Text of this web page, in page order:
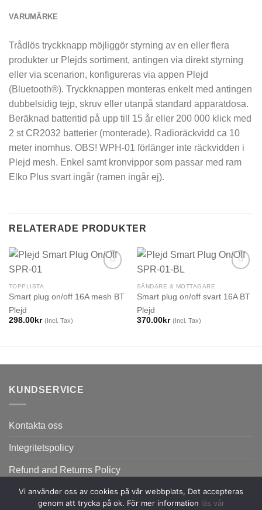
VARUMÄRKE
Trådlös tryckknapp möjliggör styrning av en eller flera
produkter ur Plejds sortiment, antingen via direkt styrning
eller via scenarion, konfigureras via appen Plejd
(Bluetooth®). Tryckknappen monteras enkelt med antingen
dubbelsidig tejp, skruv eller utanpå standard apparatdosa.
Beräknad batteritid på upp till 15 år eller 200 000 klick med
2 st CR2032 batterier (monterade). Radioräckvidd ca 10
meter inomhus. OBS! WPH-01 förlänger inte räckvidden i
Plejd mesh. Enkel samt kronvippor som passar med ram
Elko Plus svart ingår (ramen ingår ej).
RELATERADE PRODUKTER
TOPPLISTA
Smart plug on/off 16A mesh BT
Plejd
298.00kr (Incl. Tax)
SÄNDARE & MOTTAGARE
Smart plug on/off svart 16A BT
Plejd
370.00kr (Incl. Tax)
KUNDSERVICE
Kontakta oss
Integritetspolicy
Refund and Returns Policy
Vi använder oss av cookies på vår webbplats, Det accepteras
genom att trycka på ok. För mer information läs vår